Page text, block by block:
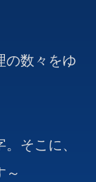
の数々をゆ
そこに、
～